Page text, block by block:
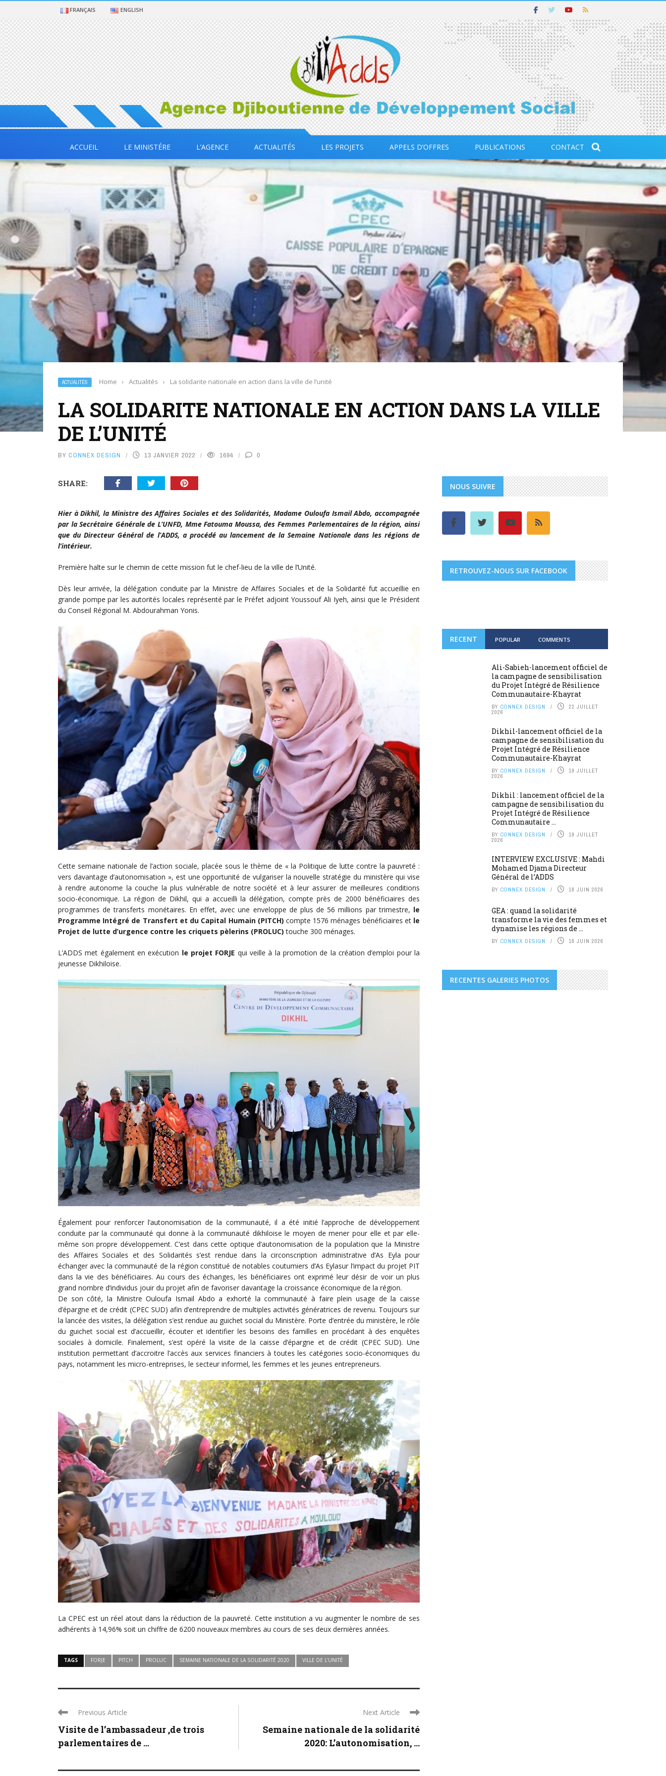
FRANÇAIS ENGLISH
ACCUEIL LE MINISTÉRE L’AGENCE ACTUALITÉS LES PROJETS APPELS D’OFFRES PUBLICATIONS CONTACT
ACTUALITÉS Home › Actualités › La solidarite nationale en action dans la ville de l’unité
LA SOLIDARITE NATIONALE EN ACTION DANS LA VILLE
DE L’UNITÉ
BY CONNEX DESIGN 13 JANVIER 2022 1694 0
SHARE:
Hier à Dikhil, la Ministre des Affaires Sociales et des Solidarités, Madame Ouloufa Ismail Abdo, accompagnée
par la Secrétaire Générale de L’UNFD, Mme Fatouma Moussa, des Femmes Parlementaires de la région, ainsi
que du Directeur Général de l’ADDS, a procédé au lancement de la Semaine Nationale dans les régions de
l’intérieur.
Première halte sur le chemin de cette mission fut le chef-lieu de la ville de l’Unité.
Dès leur arrivée, la délégation conduite par la Ministre de Affaires Sociales et de la Solidarité fut accueillie en
grande pompe par les autorités locales représenté par le Préfet adjoint Youssouf Ali Iyeh, ainsi que le Président
du Conseil Régional M. Abdourahman Yonis.
Cette semaine nationale de l’action sociale, placée sous le thème de « la Politique de lutte contre la pauvreté :
vers davantage d’autonomisation », est une opportunité de vulgariser la nouvelle stratégie du ministère qui vise
à rendre autonome la couche la plus vulnérable de notre société et à leur assurer de meilleures conditions
socio-économique. La région de Dikhil, qui a accueilli la délégation, compte près de 2000 bénéficiaires des
programmes de transferts monétaires. En effet, avec une enveloppe de plus de 56 millions par trimestre, le
Programme Intégré de Transfert et du Capital Humain (PITCH) compte 1576 ménages bénéficiaires etle
Projet de lutte d’urgence contre les criquets pèlerins (PROLUC) touche 300 ménages.
L’ADDS met également en exécution le projet FORJE qui veille à la promotion de la création d’emploi pour la
jeunesse Dikhiloise.
Également pour renforcer l’autonomisation de la communauté, il a été initié l’approche de développement
conduite par la communauté qui donne à la communauté dikhiloise le moyen de mener pour elle et par elle-
même son propre développement. C’est dans cette optique d’autonomisation de la population que la Ministre
des Affaires Sociales et des Solidarités s’est rendue dans la circonscription administrative d’As Eyla pour
échanger avec la communauté de la région constitué de notables coutumiers d’As Eylasur l’impact du projet PIT
dans la vie des bénéficiaires. Au cours des échanges, les bénéficiaires ont exprimé leur désir de voir un plus
grand nombre d’individus jouir du projet afin de favoriser davantage la croissance économique de la région.
De son côté, la Ministre Ouloufa Ismail Abdo a exhorté la communauté à faire plein usage de la caisse
d’épargne et de crédit (CPEC SUD) afin d’entreprendre de multiples activités génératrices de revenu. Toujours sur
la lancée des visites, la délégation s’est rendue au guichet social du Ministère. Porte d’entrée du ministère, le rôle
du guichet social est d’accueillir, écouter et identifier les besoins des familles en procédant à des enquêtes
sociales à domicile. Finalement, s’est opéré la visite de la caisse d’épargne et de crédit (CPEC SUD). Une
institution permettant d’accroitre l’accès aux services financiers à toutes les catégories socio-économiques du
pays, notamment les micro-entreprises, le secteur informel, les femmes et les jeunes entrepreneurs.
La CPEC est un réel atout dans la réduction de la pauvreté. Cette institution a vu augmenter le nombre de ses
adhérents à 14,96% soit un chiffre de 6200 nouveaux membres au cours de ses deux dernières années.
TAGS FORJE PITCH PROLUC SEMAINE NATIONALE DE LA SOLIDARITÉ 2020 VILLE DE L’UNITÉ
Previous Article
Visite de l’ambassadeur ,de trois
parlementaires de ...
Next Article
Semaine nationale de la solidarité
2020: L’autonomisation, ...
NOUS SUIVRE
RETROUVEZ-NOUS SUR FACEBOOK
RECENT POPULAR COMMENTS
Ali-Sabieh-lancement officiel de
la campagne de sensibilisation
du Projet Intégré de Résilience
Communautaire-Khayrat
BY CONNEX DESIGN 22 JUILLET
2026
Dikhil-lancement officiel de la
campagne de sensibilisation du
Projet Intégré de Résilience
Communautaire-Khayrat
BY CONNEX DESIGN 19 JUILLET
2026
Dikhil : lancement officiel de la
campagne de sensibilisation du
Projet Intégré de Résilience
Communautaire ...
BY CONNEX DESIGN 19 JUILLET
2026
INTERVIEW EXCLUSIVE : Mahdi
Mohamed Djama Directeur
Général de l’ADDS
BY CONNEX DESIGN 18 JUIN 2026
GEA : quand la solidarité
transforme la vie des femmes et
dynamise les régions de ...
BY CONNEX DESIGN 18 JUIN 2026
RECENTES GALERIES PHOTOS